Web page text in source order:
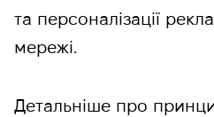
та персоналізації
мережі.
Детальніше про